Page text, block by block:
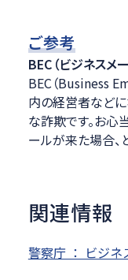
ご参考
BEC（ビジネスメ
BEC（Business
内の経営者など
な詐欺です。お
ールが来た場合、
関連情報
警察庁 ： ビジネ